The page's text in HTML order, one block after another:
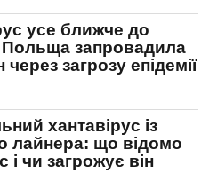
усе ближче до
Польща запровадила
через загрозу епідемії
хантавірус із
лайнера: що відомо
і чи загрожує він